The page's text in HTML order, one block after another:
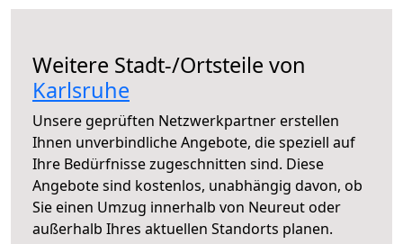
Weitere Stadt-/Ortsteile von
Karlsruhe
Unsere geprüften Netzwerkpartner erstellen
Ihnen unverbindliche Angebote, die speziell auf
Ihre Bedürfnisse zugeschnitten sind. Diese
Angebote sind kostenlos, unabhängig davon, ob
Sie einen Umzug innerhalb von Neureut oder
außerhalb Ihres aktuellen Standorts planen.